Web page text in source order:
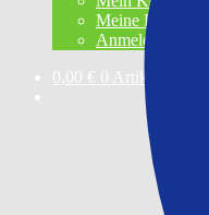
Meine Entwürfe
Anmelden
0,00 € 0 Artikel